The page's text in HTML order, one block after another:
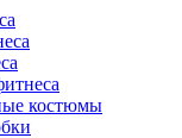
костюмы